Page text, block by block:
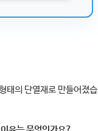
태의 단열재로 만들어졌